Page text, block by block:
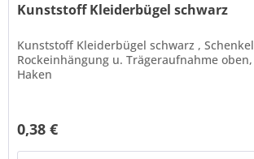
Kunststoff Kleiderbügel schwarz
Kunststoff Kleiderbügel schwarz ,
Rockeinhängung u. Trägeraufnahme
Haken
0,38 €